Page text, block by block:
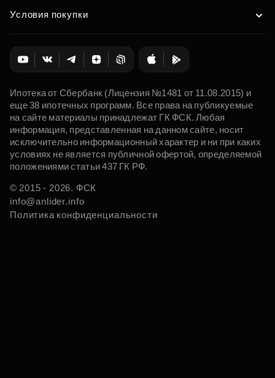
Условия покупки
Ипотека от Сбербанк (Лицензия №1481 от 11.08.2015) и
еще 38 ипотечных программ. Все права на публикуемые
на сайте материалы принадлежат ГК ФСК. Любая
информация, представленная на данном сайте, носит
исключительно информационный характер и ни при каких
условиях не является публичной офертой, определяемой
положениями статьи 437 ГК РФ.
© 2015 - 2026. ФСК
info@anlider.info
Политика конфиденциальности